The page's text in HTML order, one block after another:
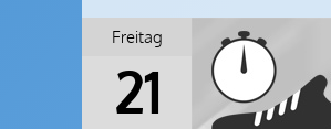
Freitag
21